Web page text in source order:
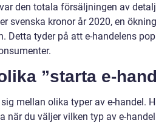
den totala försäljningen av
svenska kronor år 2020, en
Detta tyder på att e-handelens
”starta e-
mellan olika typer av e-handel.
när du väljer vilken typ av e-